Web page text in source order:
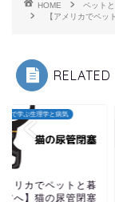
HOME
ペット
【アメリカでペッ
と暮らす
メリカでペットと暮
方へ】猫の尿道閉塞